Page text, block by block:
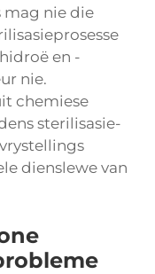
mag nie die
en -
nie.
chemiese
sterilisasie-
dienslewe van